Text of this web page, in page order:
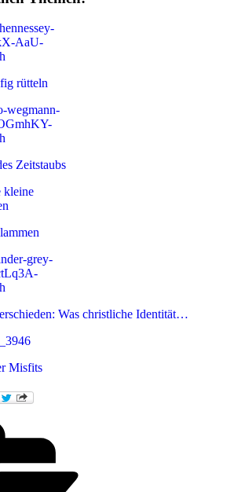
rütteln
Zeitstaubs
Was christliche Identität…
Misfits